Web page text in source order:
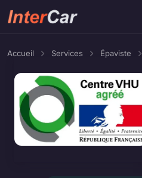
Accueil Services Épaviste